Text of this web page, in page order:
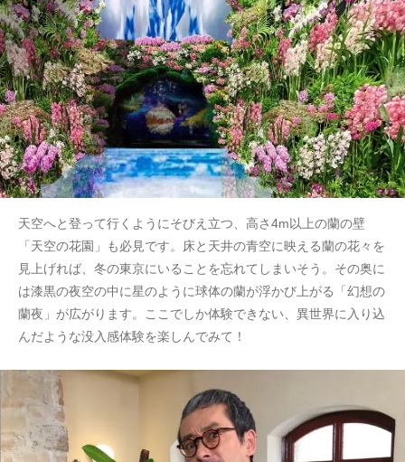
天空へと登って行くようにそびえ立つ、高さ4m以上の蘭の壁
「天空の花園」も必見です。床と天井の青空に映える蘭の花々を
見上げれば、冬の東京にいることを忘れてしまいそう。その奥に
は漆黒の夜空の中に星のように球体の蘭が浮かび上がる「幻想の
蘭夜」が広がります。ここでしか体験できない、異世界に入り込
んだような没入感体験を楽しんでみて！